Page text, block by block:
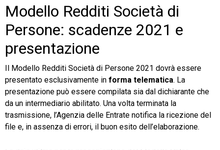
Modello Redditi Società di
Persone: scadenze 2021 e
presentazione
Il Modello Redditi Società di Persone 2021 dovrà essere
presentato esclusivamente in forma telematica. La
presentazione può essere compilata sia dal dichiarante che
da un intermediario abilitato. Una volta terminata la
trasmissione, l’Agenzia delle Entrate notifica la ricezione del
file e, in assenza di errori, il buon esito dell’elaborazione.